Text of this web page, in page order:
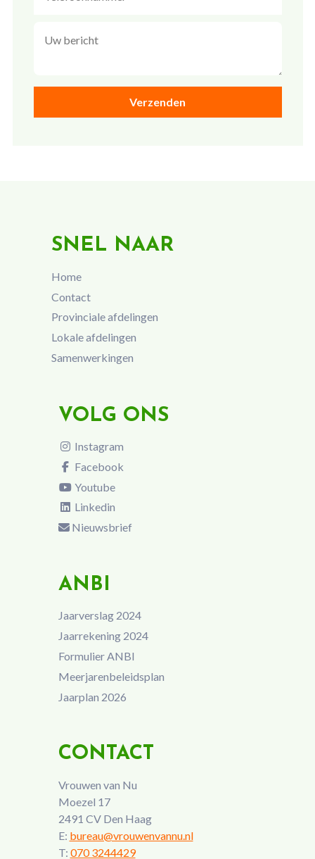
SNEL NAAR
Home
Contact
Provinciale afdelingen
Lokale afdelingen
Samenwerkingen
VOLG ONS
Instagram
Facebook
Youtube
Linkedin
Nieuwsbrief
ANBI
Jaarverslag 2024
Jaarrekening 2024
Formulier ANBI
Meerjarenbeleidsplan
Jaarplan 2026
CONTACT
Vrouwen van Nu
Moezel 17
2491 CV Den Haag
E: bureau@vrouwenvannu.nl
T: 070 3244429